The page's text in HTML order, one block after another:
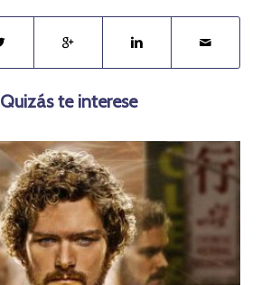
Quizás te interese